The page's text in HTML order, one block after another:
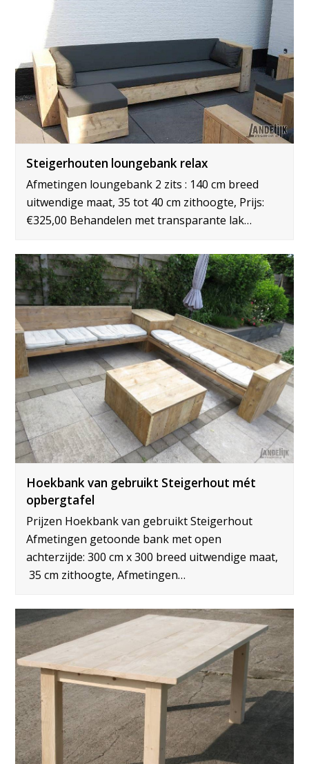
Steigerhouten loungebank relax
Afmetingen loungebank 2 zits : 140 cm breed
uitwendige maat, 35 tot 40 cm zithoogte, Prijs:
€325,00 Behandelen met transparante lak…
Hoekbank van gebruikt Steigerhout mét
opbergtafel
Prijzen Hoekbank van gebruikt Steigerhout
Afmetingen getoonde bank met open
achterzijde: 300 cm x 300 breed uitwendige maat,
35 cm zithoogte, Afmetingen…